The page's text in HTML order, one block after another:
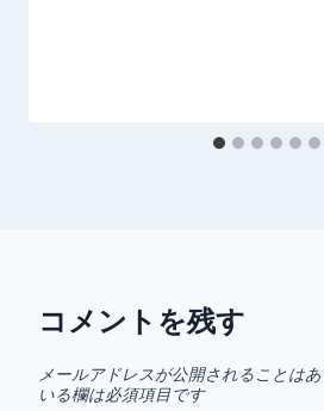
コメントを残す
メールアドレスが公開されることはあ
いる欄は必須項目です